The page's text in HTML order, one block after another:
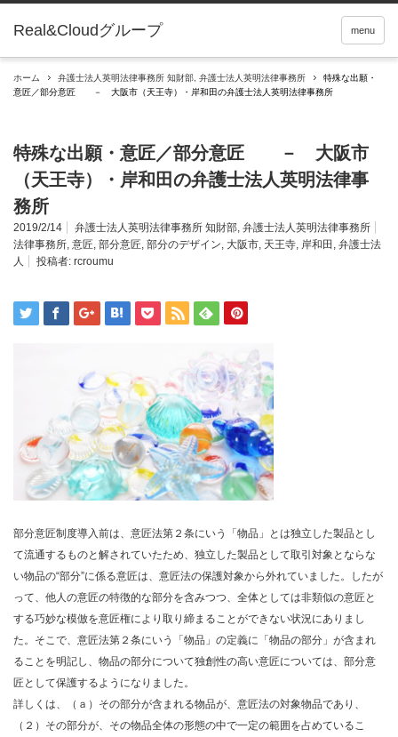
Real&Cloudグループ menu
ホーム 弁護士法人英明法律事務所 知財部 弁護士法人英明法律事務所
特殊な出願・
意匠／部分意匠 － 大阪市（天王寺）・岸和田の弁護士法人英明法律事務所
特殊な出願・意匠／部分意匠 － 大阪市
（天王寺）・岸和田の弁護士法人英明法律事
務所
2019/2/14 弁護士法人英明法律事務所 知財部, 弁護士法人英明法律事務所
法律事務所, 意匠, 部分意匠, 部分のデザイン, 大阪市, 天王寺, 岸和田 , 弁護士法
人
投稿者: rcroumu
部分意匠制度導入前は、意匠法第２条にいう「物品」とは独立した製品とし
て流通するものと解されていたため、独立した製品として取引対象とならな
い物品の“部分”に係る意匠は、意匠法の保護対象から外れていました。したが
って、他人の意匠の特徴的な部分を含みつつ、全体としては非類似の意匠と
する巧妙な模倣を意匠権により取り締まることができない状況にありまし
た。そこで、意匠法第２条にいう「物品」の定義に「物品の部分」が含まれ
ることを明記し、物品の部分について独創性の高い意匠については、部分意
匠として保護するようになりました。
詳しくは、（ａ）その部分が含まれる物品が、意匠法の対象物品であり、
（２）その部分が、その物品全体の形態の中で一定の範囲を占めているこ